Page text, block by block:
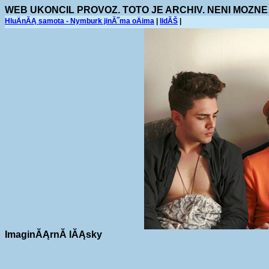
WEB UKONCIL PROVOZ. TOTO JE ARCHIV. NENI
HluÄnĂĄ samota - Nymburk jinĂ˝ma oÄima lidĂŠ
ImaginĂĄrnĂ­ lĂĄsky